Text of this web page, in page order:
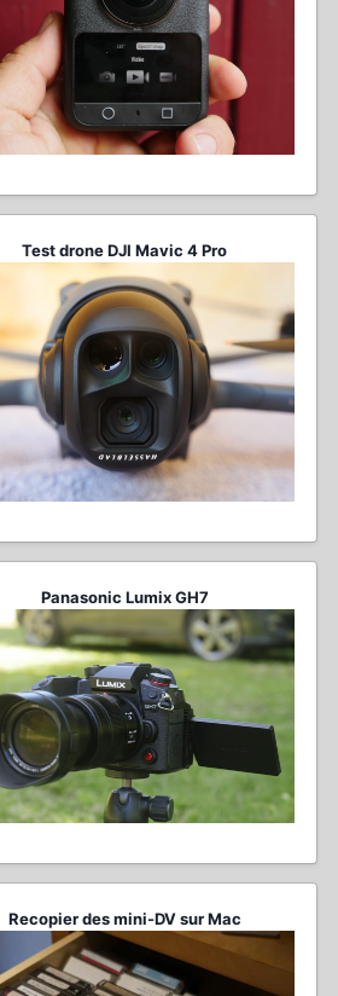
Test drone DJI Mavic 4 Pro
Panasonic Lumix GH7
Recopier des mini-DV sur Mac